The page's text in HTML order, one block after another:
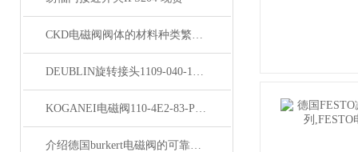
CKD电磁阀阀体的材料种类繁多,CKD公司
DEUBLIN旋转接头1109-040-188型号
KOGANEI电磁阀110-4E2-83-PLL原理
介绍德国burkert电磁阀的可靠性以及安装方法